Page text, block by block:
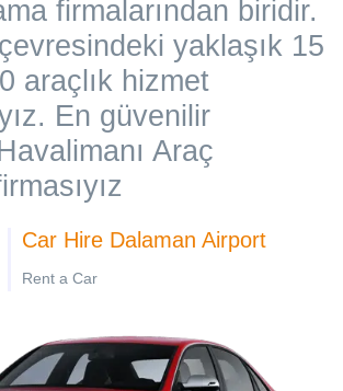
firmalarından biridir.
yaklaşık 15
araçlık hizmet
En güvenilir
Araç
Car Hire Dalaman Airport
Rent a Car